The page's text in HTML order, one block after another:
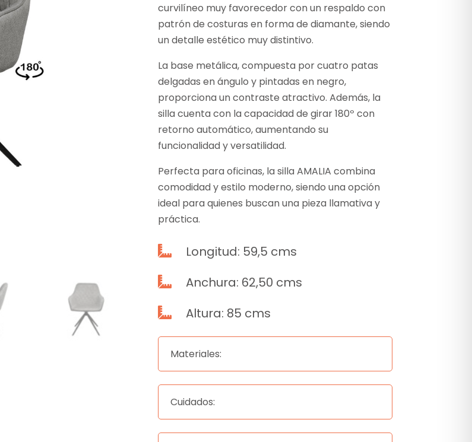
curvilíneo muy favorecedor con un respaldo con
patrón de costuras en forma de diamante, siendo
un detalle estético muy distintivo.
La base metálica, compuesta por cuatro patas
delgadas en ángulo y pintadas en negro,
proporciona un contraste atractivo. Además, la
silla cuenta con la capacidad de girar 180º con
retorno automático, aumentando su
funcionalidad y versatilidad.
Perfecta para oficinas, la silla AMALIA combina
comodidad y estilo moderno, siendo una opción
ideal para quienes buscan una pieza llamativa y
práctica.
 Longitud: 59,5 cms
 Anchura: 62,50 cms
 Altura: 85 cms
Materiales:
Cuidados: